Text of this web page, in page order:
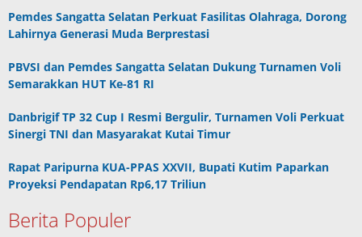
Pemdes Sangatta Selatan Perkuat Fasilitas Olahraga, Dorong
Lahirnya Generasi Muda Berprestasi
PBVSI dan Pemdes Sangatta Selatan Dukung Turnamen Voli
Semarakkan HUT Ke-81 RI
Danbrigif TP 32 Cup I Resmi Bergulir, Turnamen Voli Perkuat
Sinergi TNI dan Masyarakat Kutai Timur
Rapat Paripurna KUA-PPAS XXVII, Bupati Kutim Paparkan
Proyeksi Pendapatan Rp6,17 Triliun
Berita Populer